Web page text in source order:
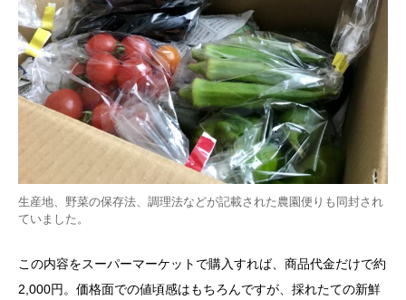
生産地、野菜の保存法、調理法などが記載された農園便りも同封され
ていました。
この内容をスーパーマーケットで購入すれば、商品代金だけで約
2,000円。価格面での値頃感はもちろんですが、採れたての新鮮